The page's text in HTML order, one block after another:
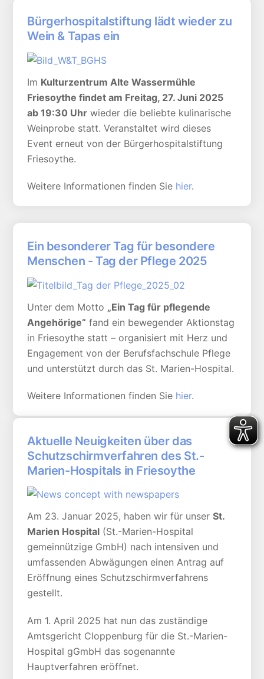
Bürgerhospitalstiftung lädt wieder zu
Wein & Tapas ein
Im Kulturzentrum Alte Wassermühle
Friesoythe findet am Freitag, 27. Juni 2025
ab 19:30 Uhr wieder die beliebte kulinarische
Weinprobe statt. Veranstaltet wird dieses
Event erneut von der Bürgerhospitalstiftung
Friesoythe.
Weitere Informationen finden Sie hier.
Ein besonderer Tag für besondere
Menschen - Tag der Pflege 2025
Unter dem Motto „Ein Tag für pflegende
Angehörige“ fand ein bewegender Aktionstag
in Friesoythe statt – organisiert mit Herz und
Engagement von der Berufsfachschule Pflege
und unterstützt durch das St. Marien-Hospital.
Weitere Informationen finden Sie hier.
Aktuelle Neuigkeiten über das
Schutzschirmverfahren des St.-
Marien-Hospitals in Friesoythe
Am 23. Januar 2025, haben wir für unserSt.
Marien Hospital (St.-Marien-Hospital
gemeinnützige GmbH) nach intensiven und
umfassenden Abwägungen einen Antrag auf
Eröffnung eines Schutzschirmverfahrens
gestellt.
Am 1. April 2025 hat nun das zuständige
Amtsgericht Cloppenburg für die St.-Marien-
Hospital gGmbH das sogenannte
Hauptverfahren eröffnet.